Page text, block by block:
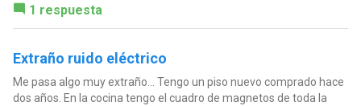
1 respuesta
Extraño ruido eléctrico
Me pasa algo muy extraño... Tengo un piso nuevo comprado hace
dos años. En la cocina tengo el cuadro de magnetos de toda la